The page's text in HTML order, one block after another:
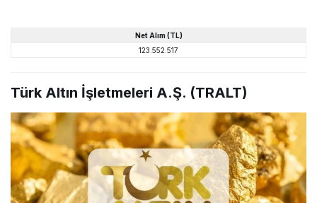
Net Alım (TL)
123.552.517
Türk Altın İşletmeleri A.Ş. (TRALT)